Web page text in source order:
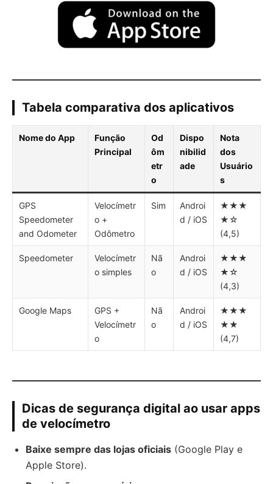
Tabela comparativa dos aplicativos
Nome do App
Função
Principal
Od
ôm
etr
o
Dispo
nibilid
ade
Nota
dos
Usuário
s
GPS
Speedometer
and Odometer
Velocímetr
o +
Odômetro
Sim
Androi
d / iOS
★★★
★☆
(4,5)
Speedometer
Velocímetr
o simples
Nã
o
Androi
d / iOS
★★★
★☆
(4,3)
Google Maps
GPS +
Velocímetr
o
Nã
o
Androi
d / iOS
★★★
★★
(4,7)
Dicas de segurança digital ao usar apps
de velocímetro
Baixe sempre das lojas oficiais (Google Play e
Apple Store).